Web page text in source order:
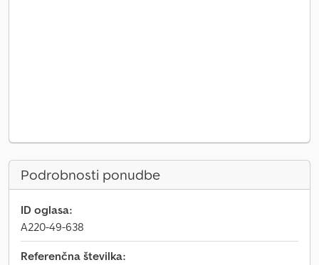
Podrobnosti ponudbe
ID oglasa:
A220-49-638
Referenčna številka: